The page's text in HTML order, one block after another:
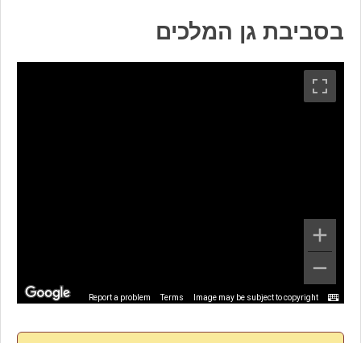
בסביבת גן המלכים
Image may be subject to copyright
Terms
Report a problem